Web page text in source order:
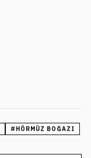
# HÖRMÜZ BOĞAZI